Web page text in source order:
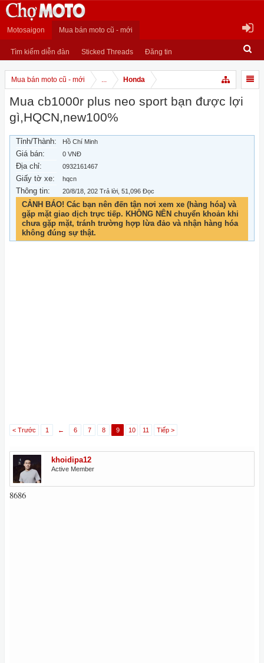
Motosaigon Mua bán moto cũ - mới
Tìm kiếm diễn đàn Sticked Threads Đăng tin
Mua bán moto cũ - mới ... Honda
Mua cb1000r plus neo sport bạn được lợi
gì,HQCN,new100%
Tỉnh/Thành: Hồ Chí Minh
Giá bán: 0 VNĐ
Địa chỉ: 0932161467
Giấy tờ xe: hqcn
Thông tin: 20/8/18 , 202 Trả lời, 51,096 Đọc
CẢNH BÁO! Các bạn nên đến tận nơi xem xe (hàng hóa) và
gặp mặt giao dịch trực tiếp. KHÔNG NÊN chuyển khoản khi
chưa gặp mặt, tránh trường hợp lừa đảo và nhận hàng hóa
không đúng sự thật.
< Trước 1 ← 6 7 8 9 10 11 Tiếp >
khoidipa12
Active Member
8686